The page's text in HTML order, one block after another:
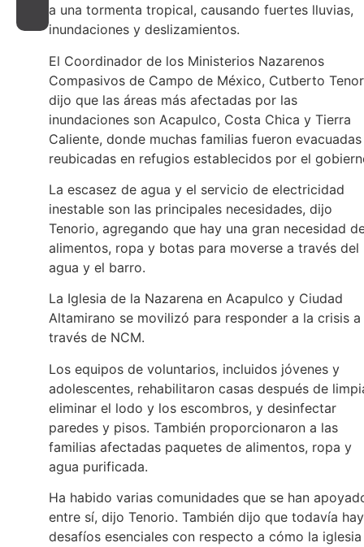
a una tormenta tropical, causando fuertes lluvias,
inundaciones y deslizamientos.
El Coordinador de los Ministerios Nazarenos
Compasivos de Campo de México, Cutberto
dijo que las áreas más afectadas por las
inundaciones son Acapulco, Costa Chica y Tierra
Caliente, donde muchas familias fueron
reubicadas en refugios establecidos por el
La escasez de agua y el servicio de electricidad
inestable son las principales necesidades, dijo
Tenorio, agregando que hay una gran necesidad
alimentos, ropa y botas para moverse a través del
agua y el barro.
La Iglesia de la Nazarena en Acapulco y Ciudad
Altamirano se movilizó para responder a la crisis a
través de NCM.
Los equipos de voluntarios, incluidos jóvenes y
adolescentes, rehabilitaron casas después de
eliminar el lodo y los escombros, y desinfectar
paredes y pisos. También proporcionaron a las
familias afectadas paquetes de alimentos, ropa y
agua purificada.
Ha habido varias comunidades que se han
entre sí, dijo Tenorio. También dijo que todavía hay
desafíos esenciales con respecto a cómo la iglesia